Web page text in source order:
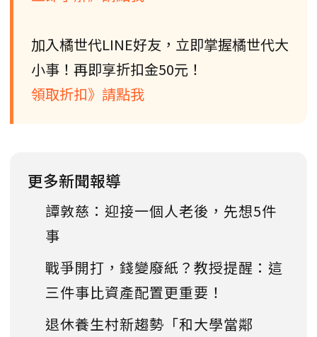
加入橘世代LINE好友，立即掌握橘世代大
小事！再即享折扣金50元！
領取折扣》請點我
更多新聞報導
譚敦慈：迎接一個人老後，先想5件
事
戰爭開打，錢變廢紙？教授提醒：這
三件事比資產配置更重要！
退休養生村新趨勢「和大學當鄰